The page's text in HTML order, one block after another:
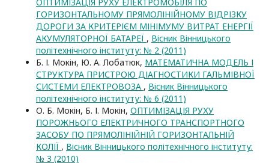
ГОРИЗОНТАЛЬНОМУ ПРЯМОЛІНІЙНОМУ ВІДРІЗКУ
ДОРОГИ ЗА КРИТЕРІЄМ МІНІМУМУ ВИТРАТ ЕНЕРГІЇ
АКУМУЛЯТОРНОЇ БАТАРЕЇ , Вісник Вінницького
політехнічного інституту: № 2 (2011)
Б. І. Мокін, Ю. А. Лобатюк, МАТЕМАТИЧНА МОДЕЛЬ І
СТРУКТУРА ПРИСТРОЮ ДІАГНОСТИКИ ГАЛЬМІВНОЇ
СИСТЕМИ ЕЛЕКТРОВОЗА , Вісник Вінницького
політехнічного інституту: № 6 (2011)
О. Б. Мокін, Б. І. Мокін, ОПТИМІЗАЦІЯ РУХУ
ПОРОЖНЬОГО ЕЛЕКТРИЧНОГО ТРАНСПОРТНОГО
ЗАСОБУ ПО ПРЯМОЛІНІЙНІЙ ГОРИЗОНТАЛЬНІЙ
КОЛІЇ , Вісник Вінницького політехнічного інституту:
№ 3 (2010)